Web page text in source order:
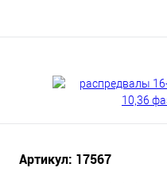
Артикул: 17567